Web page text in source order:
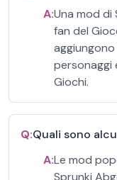
A:Una mod di
fan del
personaggi
Giochi.
Q:Quali sono
A:Le mod
Sprunki